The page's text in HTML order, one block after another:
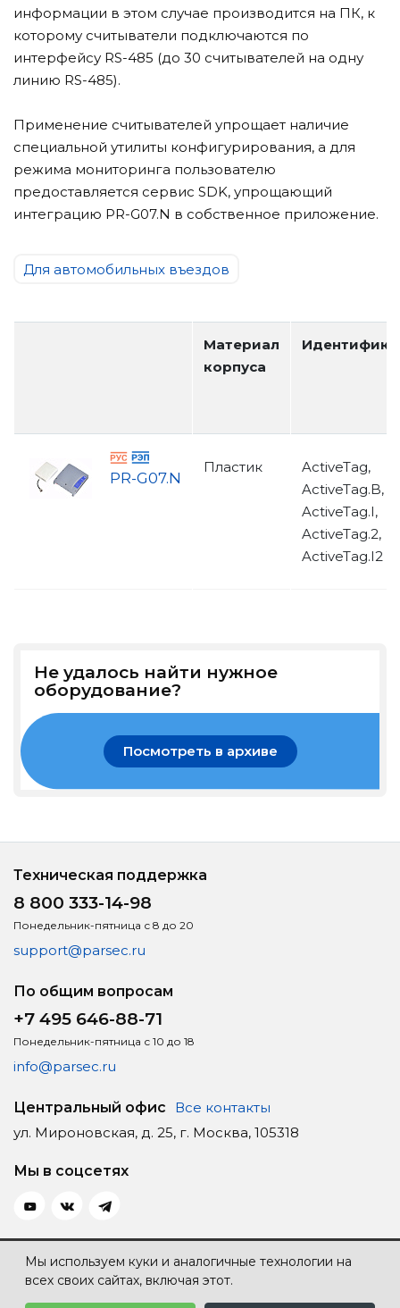
информации в этом случае производится на ПК, к
которому считыватели подключаются по
интерфейсу RS-485 (до 30 считывателей на одну
линию RS-485).
Применение считывателей упрощает наличие
специальной утилиты конфигурирования, а для
режима мониторинга пользователю
предоставляется сервис SDK, упрощающий
интеграцию PR-G07.N в собственное приложение.
Для автомобильных въездов
Материал
корпуса
PR-G07.N
Пластик
ActiveTag,
ActiveTag.B,
ActiveTag.I,
ActiveTag.2,
ActiveTag.I2
Не удалось найти нужное
оборудование?
Посмотреть в архиве
Техническая поддержка
8 800 333-14-98
Понедельник-пятница с 8 до 20
support@parsec.ru
По общим вопросам
+7 495 646-88-71
Понедельник-пятница с 10 до 18
info@parsec.ru
Центральный офис
Все контакты
ул. Мироновская, д. 25, г. Москва, 105318
Мы в соцсетях
Политика конфиденциальности
Карта сайта
Создание сайта — Individ
Мы используем куки и аналогичные технологии на
всех своих сайтах, включая этот.